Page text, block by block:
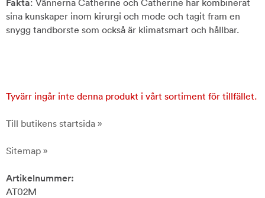
Fakta: Vännerna Catherine och Catherine har kombinerat
sina kunskaper inom kirurgi och mode och tagit fram en
snygg tandborste som också är klimatsmart och hållbar.
Tyvärr ingår inte denna produkt i vårt sortiment för tillfället.
Till butikens startsida »
Sitemap »
Artikelnummer:
AT02M